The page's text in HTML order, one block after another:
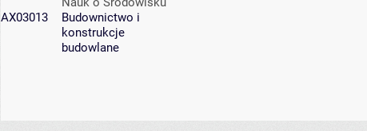
AX03013
Budownictwo i
konstrukcje
budowlane